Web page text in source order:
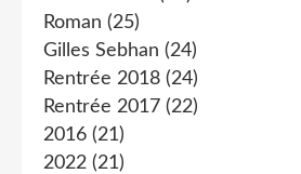
Roman (25)
Gilles Sebhan (24)
Rentrée 2018 (24)
Rentrée 2017 (22)
2016 (21)
2022 (21)